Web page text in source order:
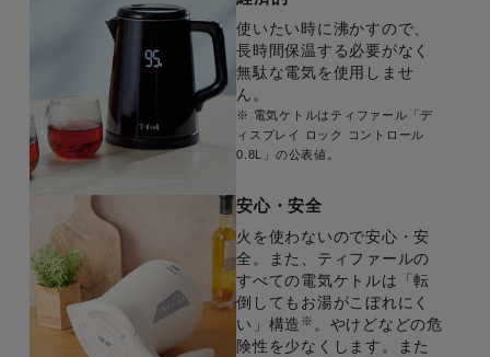
使いたい時に沸かすので、
長時間保温する必要がなく
無駄な電気を使用しませ
ん。
※ 電気ケトルはティファール「デ
ィスプレイ ロック コントロール
0.8L」の公表値。
安心・安全
火を使わないので安心・安
全。また、ティファールの
すべての電気ケトルは「転
倒してもお湯がこぼれにく
い」構造 ※ 。やけどなどの危
険性を少なくします。また